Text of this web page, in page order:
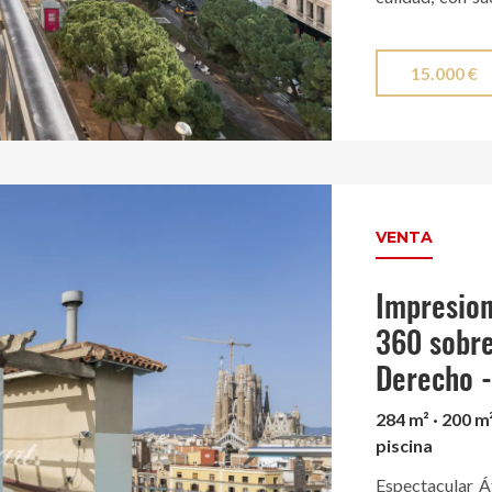
sofisticada. La
conserjería.
15.000 €
VENTA
360
Derecho
284 m² · 200
piscina
Espectacular